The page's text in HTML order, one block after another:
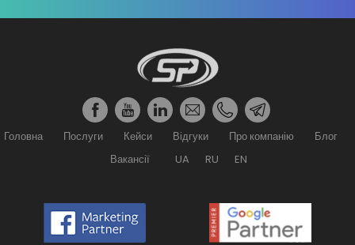
Головна Послуги Кейси Відгуки Про компанію
Блог
Вакансії